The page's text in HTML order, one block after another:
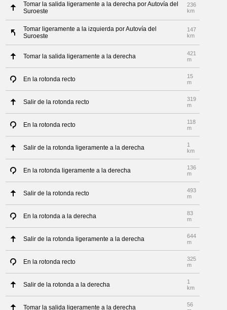
Tomar la salida ligeramente a la derecha por Autovía del
Suroeste
236
km
Tomar ligeramente a la izquierda por Autovía del
Suroeste
147
km
Tomar la salida ligeramente a la derecha
421
m
En la rotonda recto
15
m
Salir de la rotonda recto
319
m
En la rotonda recto
118
m
Salir de la rotonda ligeramente a la derecha
1
km
En la rotonda ligeramente a la derecha
136
m
Salir de la rotonda recto
493
m
En la rotonda a la derecha
83
m
Salir de la rotonda ligeramente a la derecha
644
m
En la rotonda recto
325
m
Salir de la rotonda a la derecha
1
km
Tomar la salida ligeramente a la derecha
56